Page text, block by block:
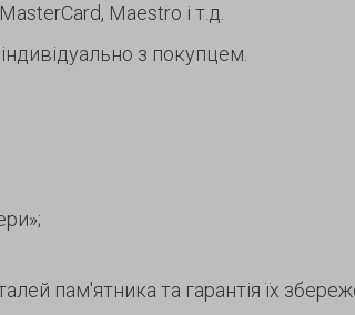
Maestro і т.д.
з покупцем.
пам'ятника та гарантія їх